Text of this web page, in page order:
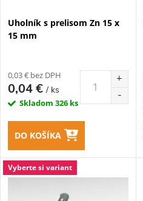
p
o
d
u
k
p
r
o
d
u
k
Uholník s prelisom Zn 15 x
15 mm
0,03 € bez DPH
0,04 €/ ks
Skladom 326 ks
DO KOŠÍKA
Vyberte si variant